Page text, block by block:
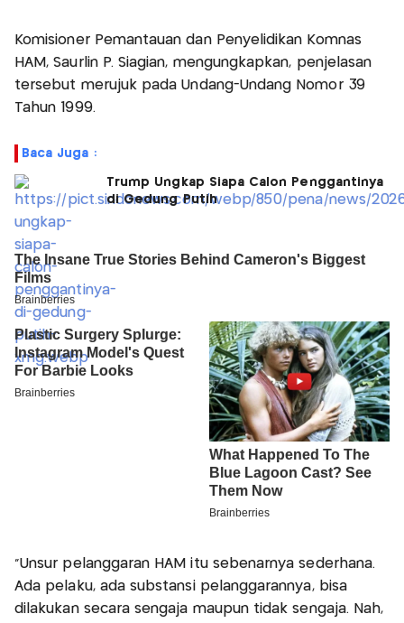
Komisioner Pemantauan dan Penyelidikan Komnas
HAM, Saurlin P. Siagian, mengungkapkan, penjelasan
tersebut merujuk pada Undang-Undang Nomor 39
Tahun 1999.
Baca Juga :
Trump Ungkap Siapa Calon Penggantinya
di Gedung Putih
“Unsur pelanggaran HAM itu sebenarnya sederhana.
Ada pelaku, ada substansi pelanggarannya, bisa
dilakukan secara sengaja maupun tidak sengaja. Nah,